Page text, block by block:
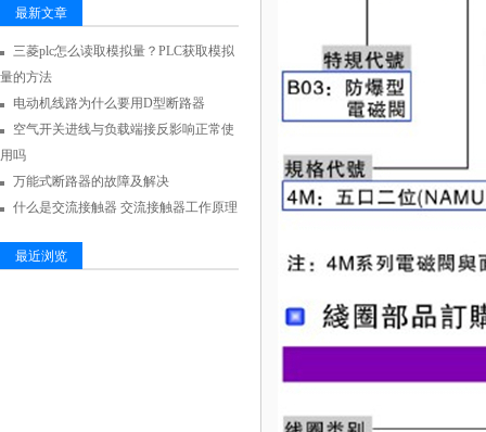
最新文章
三菱plc怎么读取模拟量？PLC获取模拟
量的方法
电动机线路为什么要用D型断路器
空气开关进线与负载端接反影响正常使
用吗
万能式断路器的故障及解决
什么是交流接触器 交流接触器工作原理
最近浏览